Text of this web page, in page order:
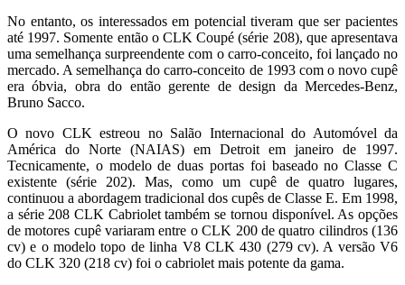
No entanto, os interessados ​​em potencial tiveram que ser pacientes
até 1997. Somente então o CLK Coupé (série 208), que apresentava
uma semelhança surpreendente com o carro-conceito, foi lançado no
mercado. A semelhança do carro-conceito de 1993 com o novo cupê
era óbvia, obra do então gerente de design da Mercedes-Benz,
Bruno Sacco.
O novo CLK estreou no Salão Internacional do Automóvel da
América do Norte (NAIAS) em Detroit em janeiro de 1997.
Tecnicamente, o modelo de duas portas foi baseado no Classe C
existente (série 202). Mas, como um cupê de quatro lugares,
continuou a abordagem tradicional dos cupês de Classe E. Em 1998,
a série 208 CLK Cabriolet também se tornou disponível. As opções
de motores cupê variaram entre o CLK 200 de quatro cilindros (136
cv) e o modelo topo de linha V8 CLK 430 (279 cv). A versão V6
do CLK 320 (218 cv) foi o cabriolet mais potente da gama.